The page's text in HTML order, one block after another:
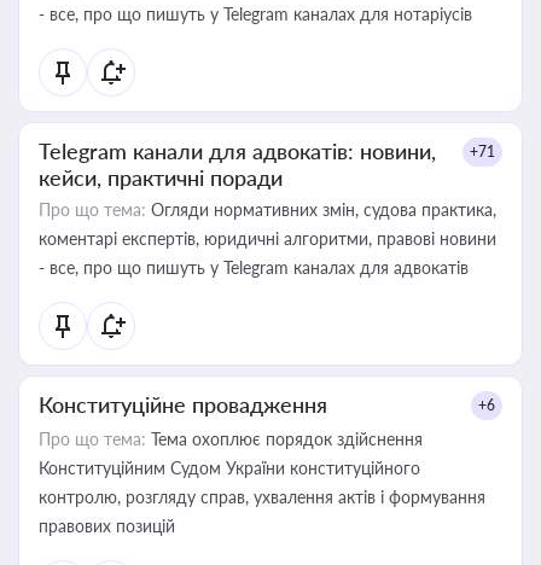
- все, про що пишуть у Telegram каналах для нотаріусів
Telegram канали для адвокатів: новини,
кейси, практичні поради
+71
Про що тема: Огляди нормативних змін, судова практика,
коментарі експертів, юридичні алгоритми, правові новини
- все, про що пишуть у Telegram каналах для адвокатів
Конституційне провадження +6
Про що тема: Тема охоплює порядок здійснення
Конституційним Судом України конституційного
контролю, розгляду справ, ухвалення актів і формування
правових позицій